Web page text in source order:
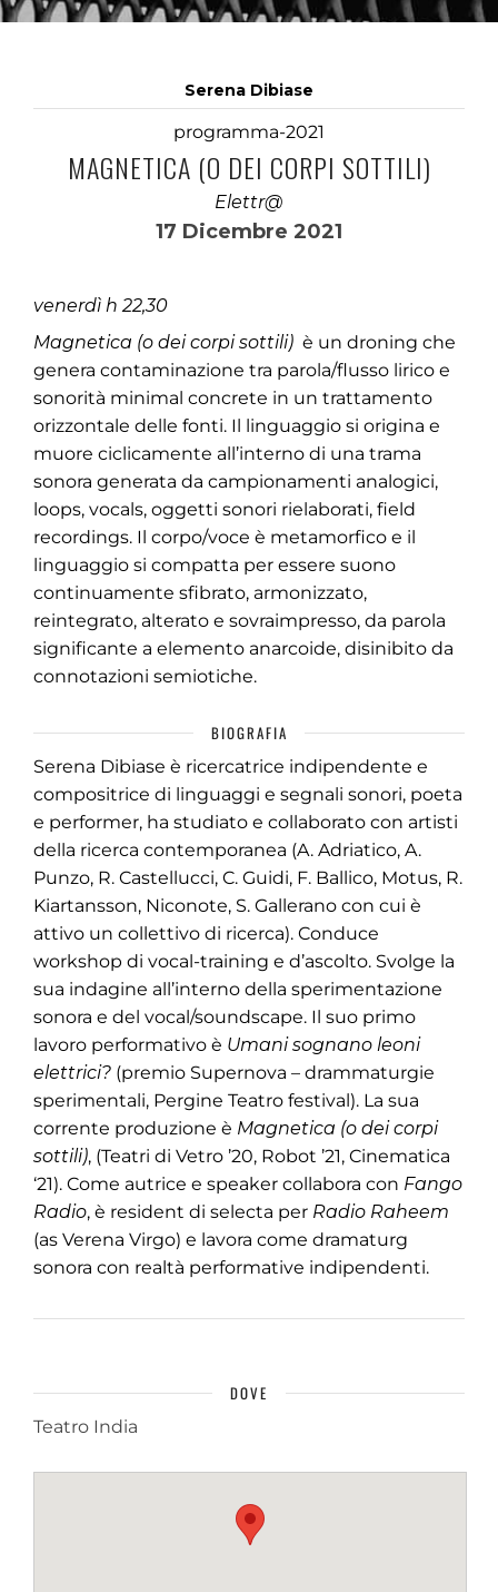
Serena Dibiase
programma-2021
MAGNETICA (O DEI CORPI SOTTILI)
Elettr@
17 Dicembre 2021
venerdì h 22,30
Magnetica (o dei corpi sottili) è un droning che
genera contaminazione tra parola/flusso lirico e
sonorità minimal concrete in un trattamento
orizzontale delle fonti. Il linguaggio si origina e
muore ciclicamente all’interno di una trama
sonora generata da campionamenti analogici,
loops, vocals, oggetti sonori rielaborati, field
recordings. Il corpo/voce è metamorfico e il
linguaggio si compatta per essere suono
continuamente sfibrato, armonizzato,
reintegrato, alterato e sovraimpresso, da parola
significante a elemento anarcoide, disinibito da
connotazioni semiotiche.
BIOGRAFIA
Serena Dibiase è ricercatrice indipendente e
compositrice di linguaggi e segnali sonori, poeta
e performer, ha studiato e collaborato con artisti
della ricerca contemporanea (A. Adriatico, A.
Punzo, R. Castellucci, C. Guidi, F. Ballico, Motus, R.
Kiartansson, Niconote, S. Gallerano con cui è
attivo un collettivo di ricerca). Conduce
workshop di vocal-training e d’ascolto. Svolge la
sua indagine all’interno della sperimentazione
sonora e del vocal/soundscape. Il suo primo
lavoro performativo è Umani sognano leoni
elettrici? (premio Supernova – drammaturgie
sperimentali, Pergine Teatro festival). La sua
corrente produzione è Magnetica (o dei corpi
sottili), (Teatri di Vetro ’20, Robot ’21, Cinematica
‘21). Come autrice e speaker collabora con Fango
Radio, è resident di selecta per Radio Raheem
(as Verena Virgo) e lavora come dramaturg
sonora con realtà performative indipendenti.
DOVE
Teatro India